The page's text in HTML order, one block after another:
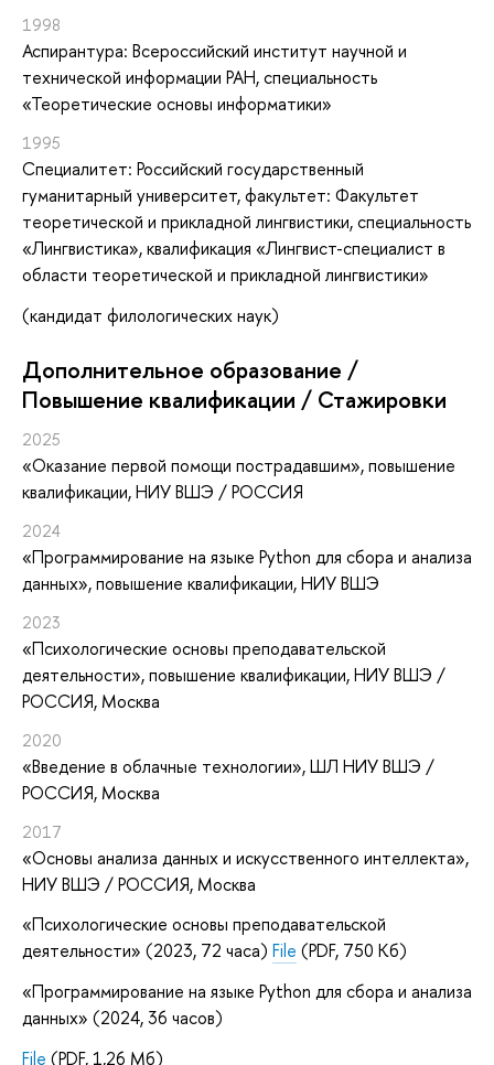
1998
Аспирантура: Всероссийский институт научной и
технической информации РАН, специальность
«Теоретические основы информатики»
1995
Специалитет: Российский государственный
гуманитарный университет, факультет: Факультет
теоретической и прикладной лингвистики, специальность
«Лингвистика», квалификация «Лингвист-специалист в
области теоретической и прикладной лингвистики»
(кандидат филологических наук)
Дополнительное образование /
Повышение квалификации / Стажировки
2025
«Оказание первой помощи пострадавшим», повышение
квалификации, НИУ ВШЭ / РОССИЯ
2024
«Программирование на языке Python для сбора и анализа
данных», повышение квалификации, НИУ ВШЭ
2023
«Психологические основы преподавательской
деятельности», повышение квалификации, НИУ ВШЭ /
РОССИЯ, Москва
2020
«Введение в облачные технологии», ШЛ НИУ ВШЭ /
РОССИЯ, Москва
2017
«Основы анализа данных и искусственного интеллекта»,
НИУ ВШЭ / РОССИЯ, Москва
«Психологические основы преподавательской
деятельности» (2023, 72 часа) File (PDF, 750 Кб)
«Программирование на языке Python для сбора и анализа
данных» (2024, 36 часов)
File (PDF, 1,26 Мб)